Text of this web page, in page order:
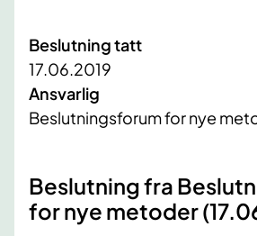
Beslutning tatt
17.06.2019
Ansvarlig
Beslutningsforum for nye
​Beslutning fra
for nye metoder